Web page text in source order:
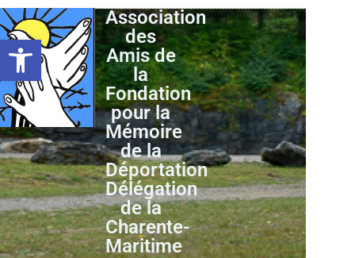
Ouvrir la barre d’outils
Association
des
Amis de
la
Fondation
pour la
Mémoire
de la
Déportation
Délégation
de la
Charente-
Maritime